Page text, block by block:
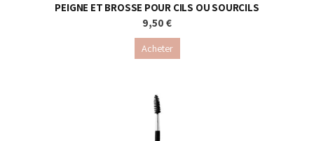
PEIGNE ET BROSSE POUR CILS OU SOURCILS
9,50 €
Acheter